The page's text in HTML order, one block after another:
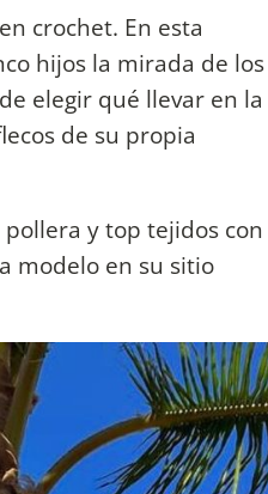
crochet. En esta
hijos la mirada de los
elegir qué llevar en la
de su propia
y top tejidos con
modelo en su sitio